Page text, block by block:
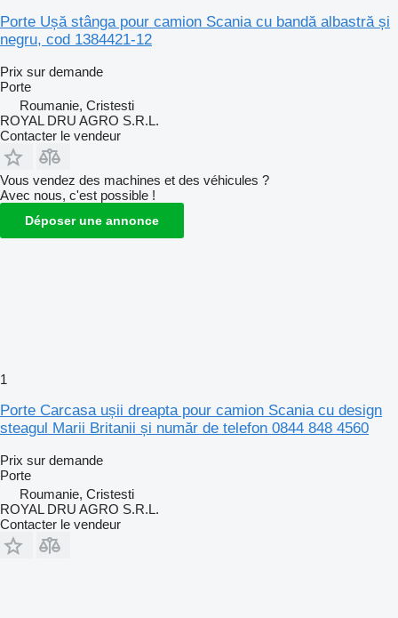
Porte Ușă stânga pour camion Scania cu bandă albastră și
negru, cod 1384421-12
Prix sur demande
Porte
Roumanie, Cristesti
ROYAL DRU AGRO S.R.L.
Contacter le vendeur
Vous vendez des machines et des véhicules ?
Avec nous, c'est possible !
Déposer une annonce
1
Porte Carcasa ușii dreapta pour camion Scania cu design
steagul Marii Britanii și număr de telefon 0844 848 4560
Prix sur demande
Porte
Roumanie, Cristesti
ROYAL DRU AGRO S.R.L.
Contacter le vendeur